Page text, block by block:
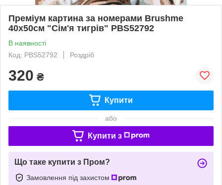
Преміум картина за номерами Brushme
40x50см "Сім'я тигрів" PBS52792
В наявності
Код: PBS52792
Роздріб
320 ₴
Купити
або
Купити з
Що таке купити з Пром?
Замовлення під захистом